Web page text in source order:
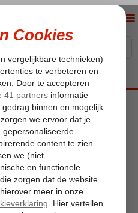
Beach Resort